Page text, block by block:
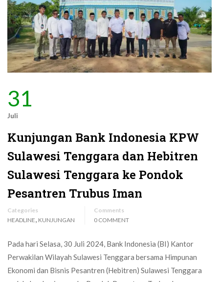
31
Juli
Kunjungan Bank Indonesia KPW
Sulawesi Tenggara dan Hebitren
Sulawesi Tenggara ke Pondok
Pesantren Trubus Iman
Categories
HEADLINE, KUNJUNGAN
Comments
0 COMMENT
Pada hari Selasa, 30 Juli 2024, Bank Indonesia (BI) Kantor
Perwakilan Wilayah Sulawesi Tenggara bersama Himpunan
Ekonomi dan Bisnis Pesantren (Hebitren) Sulawesi Tenggara